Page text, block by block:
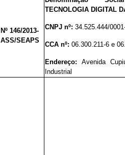
Nº 146/2013-
ASS/SEAPS
TECNOLOGIA DIGITAL
CNPJ nº:34.525.444/
CCA nº:06.300.211-6 e
Endereço:Avenida
Industrial